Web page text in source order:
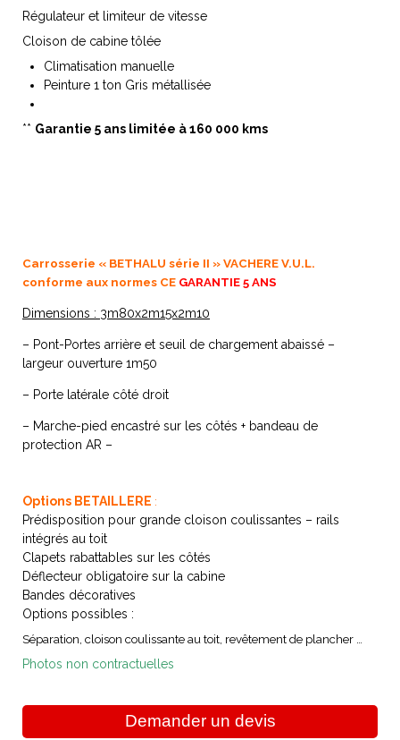
Régulateur et limiteur de vitesse
Cloison de cabine tôlée
Climatisation manuelle
Peinture 1 ton Gris métallisée
** Garantie 5 ans limitée à 160 000 kms
Carrosserie « BETHALU série II » VACHERE V.U.L.
conforme aux normes CE GARANTIE 5 ANS
Dimensions : 3m80x2m15x2m10
– Pont-Portes arrière et seuil de chargement abaissé –
largeur ouverture 1m50
– Porte latérale côté droit
– Marche-pied encastré sur les côtés + bandeau de
protection AR –
Options BETAILLERE :
Prédisposition pour grande cloison coulissantes – rails
intégrés au toit
Clapets rabattables sur les côtés
Déflecteur obligatoire sur la cabine
Bandes décoratives
Options possibles :
Séparation, cloison coulissante au toit, revêtement de plancher …
Photos non contractuelles
Demander un devis